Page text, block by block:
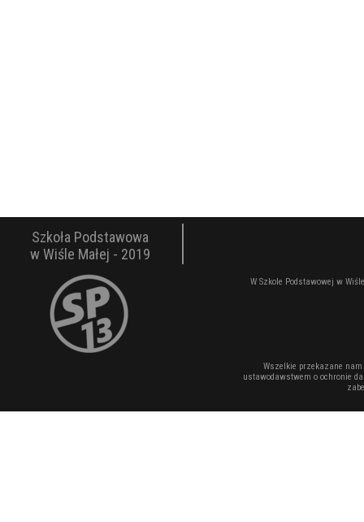
W Szkole Podstawowej w
Wszelkie przekazane
ustawodawstwem o ochronie
Szkoła Podstawowa
w Wiśle Małej - 2019